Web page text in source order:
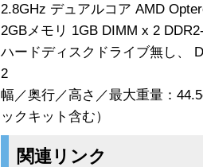
2.8GHz デュアルコア AMD
2GBメモリ 1GB DIMM x 2
ハードディスクドライブ無し、
2
幅／奥行／高さ／最大重量：
ックキット含む）
関連リンク